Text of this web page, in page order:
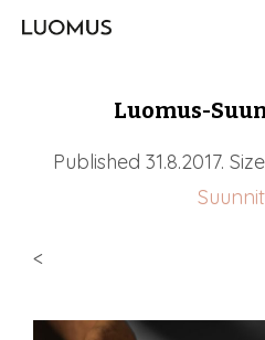
Luomus-
Published 31.8.2017.
<